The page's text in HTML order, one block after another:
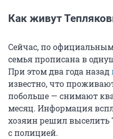
Как живут
Сейчас, по
семья прописана в
При этом два года назад
известно, что
побольше — снимают
месяц. Информация
хозяин решил выселить
с полицией.